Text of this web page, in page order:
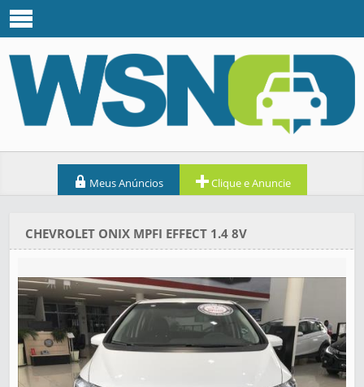
Meus Anúncios Clique e Anuncie
CHEVROLET ONIX MPFI EFFECT 1.4 8V